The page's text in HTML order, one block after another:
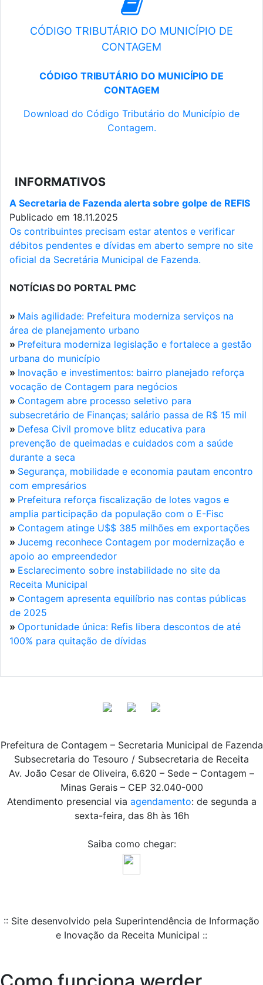
CÓDIGO TRIBUTÁRIO DO MUNICÍPIO DE
CONTAGEM
CÓDIGO TRIBUTÁRIO DO MUNICÍPIO DE
CONTAGEM
Download do Código Tributário do Município de
Contagem.
INFORMATIVOS
A Secretaria de Fazenda alerta sobre golpe de REFIS
Publicado em 18.11.2025
Os contribuintes precisam estar atentos e verificar
débitos pendentes e dívidas em aberto sempre no site
oficial da Secretária Municipal de Fazenda.
NOTÍCIAS DO PORTAL PMC
» Mais agilidade: Prefeitura moderniza serviços na
área de planejamento urbano
» Prefeitura moderniza legislação e fortalece a gestão
urbana do município
» Inovação e investimentos: bairro planejado reforça
vocação de Contagem para negócios
» Contagem abre processo seletivo para
subsecretário de Finanças; salário passa de R$ 15 mil
» Defesa Civil promove blitz educativa para
prevenção de queimadas e cuidados com a saúde
durante a seca
» Segurança, mobilidade e economia pautam encontro
com empresários
» Prefeitura reforça fiscalização de lotes vagos e
amplia participação da população com o E-Fisc
» Contagem atinge U$$ 385 milhões em exportações
» Jucemg reconhece Contagem por modernização e
apoio ao empreendedor
» Esclarecimento sobre instabilidade no site da
Receita Municipal
» Contagem apresenta equilíbrio nas contas públicas
de 2025
» Oportunidade única: Refis libera descontos de até
100% para quitação de dívidas
Prefeitura de Contagem – Secretaria Municipal de Fazenda
Subsecretaria do Tesouro / Subsecretaria de Receita
Av. João Cesar de Oliveira, 6.620 – Sede – Contagem –
Minas Gerais – CEP 32.040-000
Atendimento presencial via agendamento: de segunda a
sexta-feira, das 8h às 16h
Saiba como chegar:
:: Site desenvolvido pela Superintendência de Informação
e Inovação da Receita Municipal ::